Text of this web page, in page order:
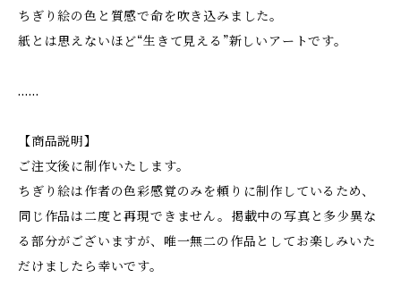
ちぎり絵の色と質感で命を吹き込みました。
紙とは思えないほど“生きて見える”新しいアートです。
……
【商品説明】
ご注文後に制作いたします。
ちぎり絵は作者の色彩感覚のみを頼りに制作しているため、
同じ作品は二度と再現できません。掲載中の写真と多少異な
る部分がございますが、唯一無二の作品としてお楽しみいた
だけましたら幸いです。